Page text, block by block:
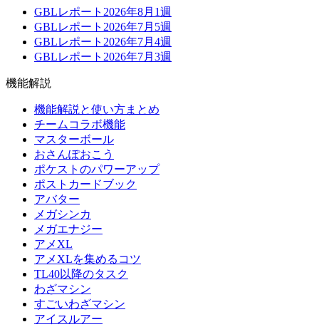
GBLレポート2026年8月1週
GBLレポート2026年7月5週
GBLレポート2026年7月4週
GBLレポート2026年7月3週
機能解説
機能解説と使い方まとめ
チームコラボ機能
マスターボール
おさんぽおこう
ポケストのパワーアップ
ポストカードブック
アバター
メガシンカ
メガエナジー
アメXL
アメXLを集めるコツ
TL40以降のタスク
わざマシン
すごいわざマシン
アイスルアー